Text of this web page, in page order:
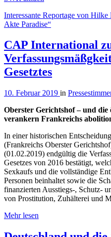
Interessante Reportage von
Akte Paradise“
CAP International
Gesetztes
10. Februar 2019 in
Oberster Gerichtshof – und
verankern Frankreichs
In einer historischen
(Frankreichs Oberster
(01.02.2019) endgültig die
Gesetzes von 2016 bestätigt,
Sexkaufs und die vollständige
Personen beinhaltet sowie die
finanzierten Ausstiegs-, Schutz-
von Prostitution, Zuhälterei und
Mehr lesen